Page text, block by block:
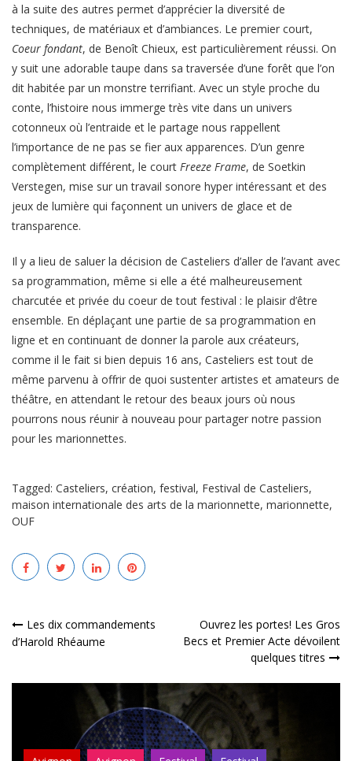
à la suite des autres permet d’apprécier la diversité de
techniques, de matériaux et d’ambiances. Le premier court,
Coeur fondant, de Benoît Chieux, est particulièrement réussi. On
y suit une adorable taupe dans sa traversée d’une forêt que l’on
dit habitée par un monstre terrifiant. Avec un style proche du
conte, l’histoire nous immerge très vite dans un univers
cotonneux où l’entraide et le partage nous rappellent
l’importance de ne pas se fier aux apparences. D’un genre
complètement différent, le court Freeze Frame, de Soetkin
Verstegen, mise sur un travail sonore hyper intéressant et des
jeux de lumière qui façonnent un univers de glace et de
transparence.
Il y a lieu de saluer la décision de Casteliers d’aller de l’avant avec
sa programmation, même si elle a été malheureusement
charcutée et privée du coeur de tout festival : le plaisir d’être
ensemble. En déplaçant une partie de sa programmation en
ligne et en continuant de donner la parole aux créateurs,
comme il le fait si bien depuis 16 ans, Casteliers est tout de
même parvenu à offrir de quoi sustenter artistes et amateurs de
théâtre, en attendant le retour des beaux jours où nous
pourrons nous réunir à nouveau pour partager notre passion
pour les marionnettes.
Tagged: Casteliers, création, festival, Festival de Casteliers,
maison internationale des arts de la marionnette, marionnette,
OUF
Navigation
l’article
Les dix commandements
d’Harold Rhéaume
Ouvrez les portes! Les Gros
Becs et Premier Acte dévoilent
quelques titres